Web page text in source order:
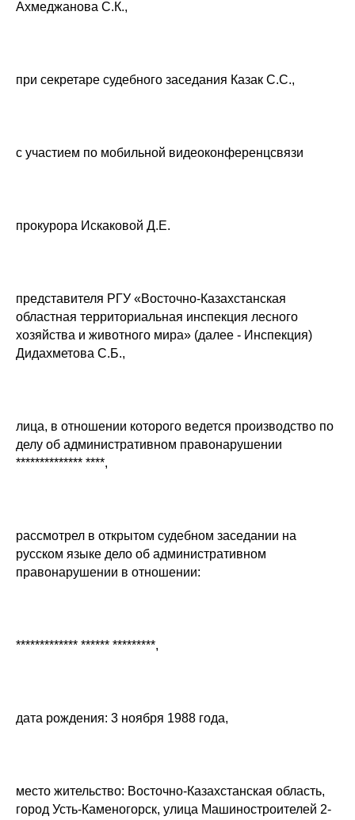
Ахмеджанова С.К.,
при секретаре судебного заседания Казак С.С.,
с участием по мобильной видеоконференцсвязи
прокурора Искаковой Д.Е.
представителя РГУ «Восточно-Казахстанская
областная территориальная инспекция лесного
хозяйства и животного мира» (далее - Инспекция)
Дидахметова С.Б.,
лица, в отношении которого ведется производство по
делу об административном правонарушении
************** ****,
рассмотрел в открытом судебном заседании на
русском языке дело об административном
правонарушении в отношении:
************* ****** *********,
дата рождения: 3 ноября 1988 года,
место жительство: Восточно-Казахстанская область,
город Усть-Каменогорск, улица Машиностроителей 2-